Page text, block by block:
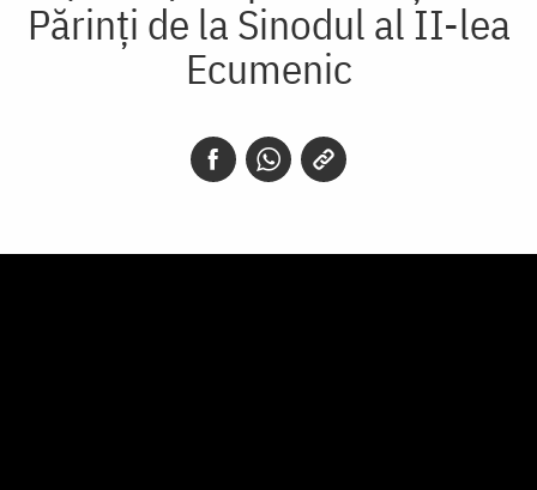
Părinți de la Sinodul al II-lea
Ecumenic